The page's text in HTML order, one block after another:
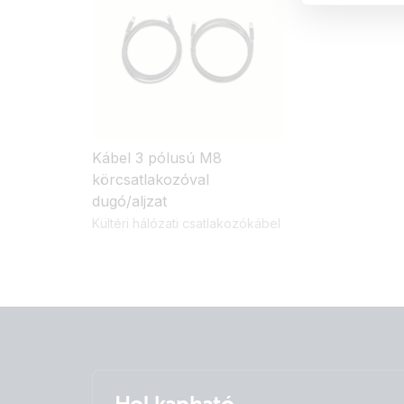
Kábel 3 pólusú M8
körcsatlakozóval
dugó/aljzat
Kültéri hálózati csatlakozókábel